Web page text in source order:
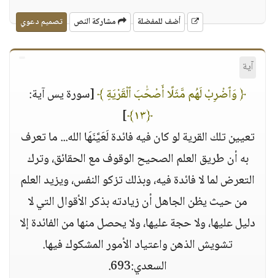
أضف للمفضلة مشاركة النص تصميم دعوي
آية
﴿ وَٱضْرِبْ لَهُم مَّثَلًا أَصْحَٰبَ ٱلْقَرْيَةِ ﴾[سورة يس آية:
﴿١٣﴾
]
تعيين تلك القرية لو كان فيه فائدة لَعَيَّنَهَا الله... ما تعرف
به أن طريق العلم الصحيح الوقوف مع الحقائق، وترك
التعرض لما لا فائدة فيه، وبذلك تزكو النفس، ويزيد العلم
من حيث يظن الجاهل أن زيادته بذكر الأقوال التي لا
دليل عليها، ولا حجة عليها، ولا يحصل منها من الفائدة إلا
تشويش الذهن واعتياد الأمور المشكوك فيها.
السعدي:693.